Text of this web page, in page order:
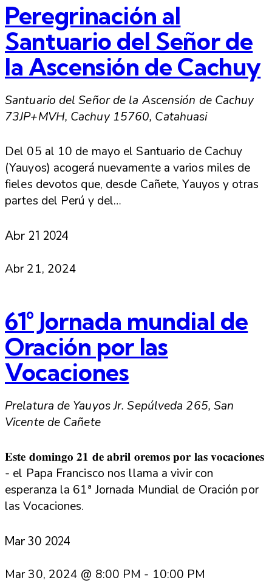
Peregrinación al
Santuario del Señor de
la Ascensión de Cachuy
Santuario del Señor de la Ascensión de Cachuy
73JP+MVH, Cachuy 15760, Catahuasi
Del 05 al 10 de mayo el Santuario de Cachuy
(Yauyos) acogerá nuevamente a varios miles de
fieles devotos que, desde Cañete, Yauyos y otras
partes del Perú y del…
Abr 21 2024
Abr 21, 2024
61° Jornada mundial de
Oración por las
Vocaciones
Prelatura de YauyosJr. Sepúlveda 265, San
Vicente de Cañete
𝐄𝐬𝐭𝐞 𝐝𝐨𝐦𝐢𝐧𝐠𝐨 𝟐𝟏 𝐝𝐞 𝐚𝐛𝐫𝐢𝐥 𝐨𝐫𝐞𝐦𝐨𝐬 𝐩𝐨𝐫 𝐥𝐚𝐬 𝐯𝐨𝐜𝐚𝐜𝐢𝐨𝐧𝐞𝐬
- el Papa Francisco nos llama a vivir con
esperanza la 61ª Jornada Mundial de Oración por
las Vocaciones.
Mar30 2024
Mar 30, 2024 @ 8:00 PM - 10:00 PM